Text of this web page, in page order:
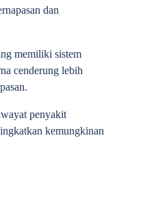
dan
memiliki sistem
cenderung lebih
penyakit
kemungkinan